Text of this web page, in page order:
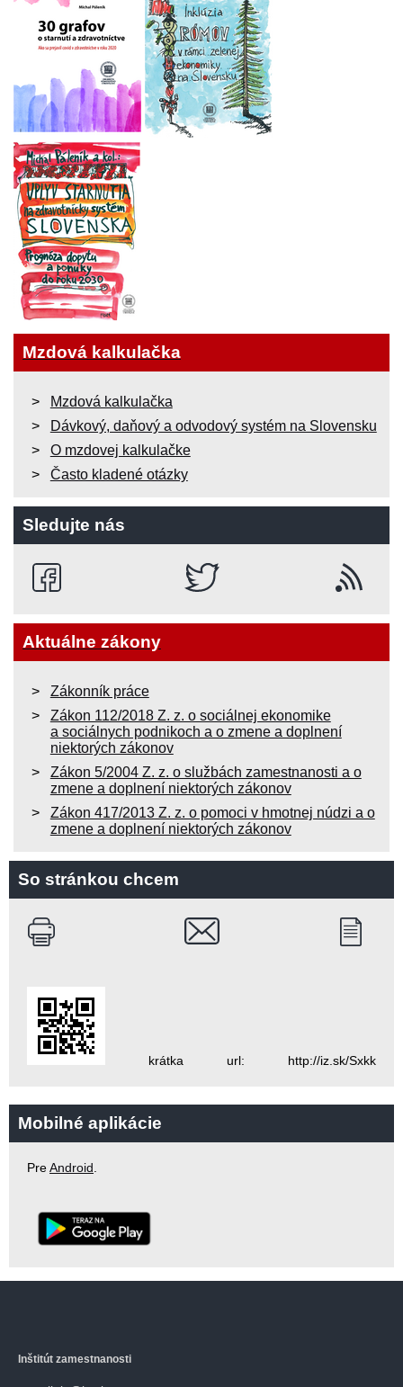
Mzdová kalkulačka
Mzdová kalkulačka
Dávkový, daňový a odvodový systém na Slovensku
O mzdovej kalkulačke
Často kladené otázky
Sledujte nás
Aktuálne zákony
Zákonník práce
Zákon 112/2018 Z. z. o sociálnej ekonomike
a sociálnych podnikoch a o zmene a doplnení
niektorých zákonov
Zákon 5/2004 Z. z. o službách zamestnanosti a o
zmene a doplnení niektorých zákonov
Zákon 417/2013 Z. z. o pomoci v hmotnej núdzi a o
zmene a doplnení niektorých zákonov
So stránkou chcem
krátka url: http://iz.sk/Sxkk
Mobilné aplikácie
PreAndroid.
Inštitút zamestnanosti